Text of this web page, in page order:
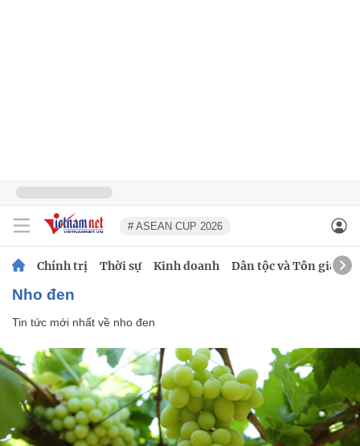
# ASEAN CUP 2026
Chính trị Thời sự Kinh doanh Dân tộc và Tôn giáo
nho đen
Tin tức mới nhất về nho đen